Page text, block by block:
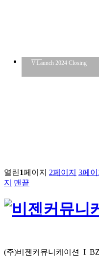
V:Launch 2024 Closing
열린1페이지 2페이지 3페이
지
맨끝
(주)비젠커뮤니케이션 I